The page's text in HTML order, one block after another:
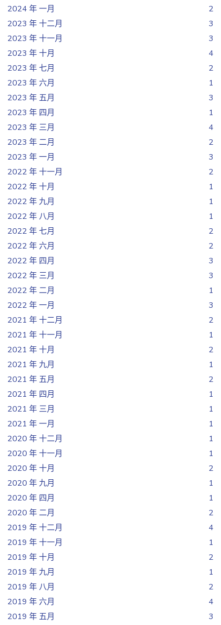
2024 年 一月
2
2023 年 十二月
3
2023 年 十一月
3
2023 年 十月
4
2023 年 七月
2
2023 年 六月
1
2023 年 五月
3
2023 年 四月
1
2023 年 三月
4
2023 年 二月
2
2023 年 一月
3
2022 年 十一月
2
2022 年 十月
1
2022 年 九月
1
2022 年 八月
1
2022 年 七月
2
2022 年 六月
2
2022 年 四月
3
2022 年 三月
3
2022 年 二月
1
2022 年 一月
3
2021 年 十二月
2
2021 年 十一月
1
2021 年 十月
2
2021 年 九月
1
2021 年 五月
2
2021 年 四月
1
2021 年 三月
1
2021 年 一月
1
2020 年 十二月
1
2020 年 十一月
1
2020 年 十月
2
2020 年 九月
1
2020 年 四月
1
2020 年 二月
2
2019 年 十二月
4
2019 年 十一月
1
2019 年 十月
2
2019 年 九月
1
2019 年 八月
2
2019 年 六月
4
2019 年 五月
3